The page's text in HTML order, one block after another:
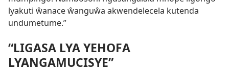
lyakuti ŵanace ŵanguŵa akwendelecela kutenda
undumetume.”
“LIGASA LYA YEHOFA
LYANGAMUCISYE”